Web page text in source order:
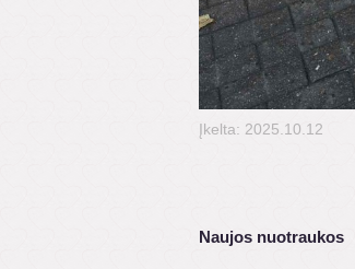
Įkelta: 2025.10.12
Naujos nuotraukos